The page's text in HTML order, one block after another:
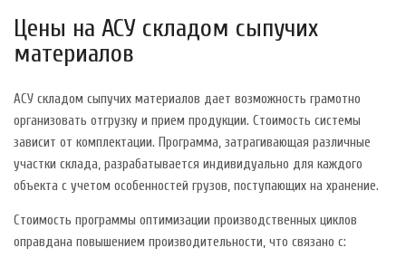
Цены на АСУ складом сыпучих
материалов
АСУ складом сыпучих материалов дает возможность грамотно
организовать отгрузку и прием продукции. Стоимость системы
зависит от комплектации. Программа, затрагивающая различные
участки склада, разрабатывается индивидуально для каждого
объекта с учетом особенностей грузов, поступающих на хранение.
Стоимость программы оптимизации производственных циклов
оправдана повышением производительности, что связано с: